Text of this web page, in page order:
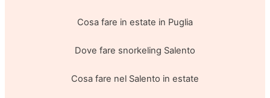
Cosa fare in estate in Puglia
Dove fare snorkeling Salento
Cosa fare nel Salento in estate